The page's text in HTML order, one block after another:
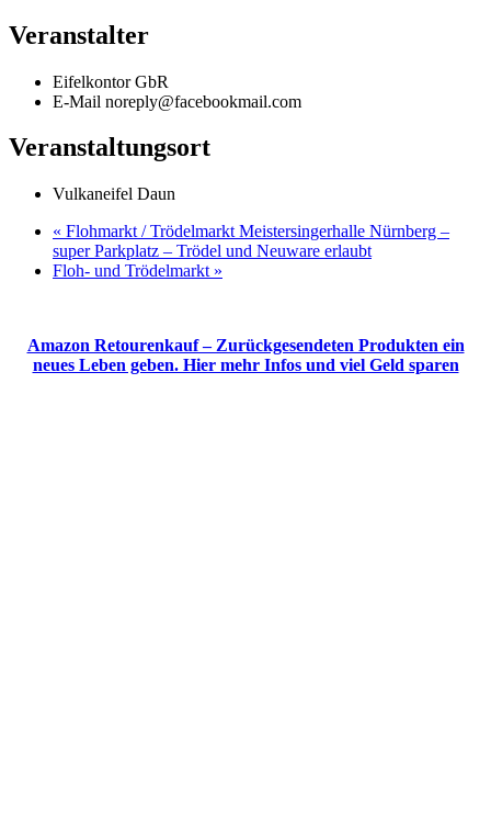
Veranstalter
Eifelkontor GbR
E-Mail noreply@facebookmail.com
Veranstaltungsort
Vulkaneifel Daun
« Flohmarkt / Trödelmarkt Meistersingerhalle Nürnberg –
super Parkplatz – Trödel und Neuware erlaubt
Floh- und Trödelmarkt »
Amazon Retourenkauf – Zurückgesendeten Produkten ein
neues Leben geben. Hier mehr Infos und viel Geld sparen